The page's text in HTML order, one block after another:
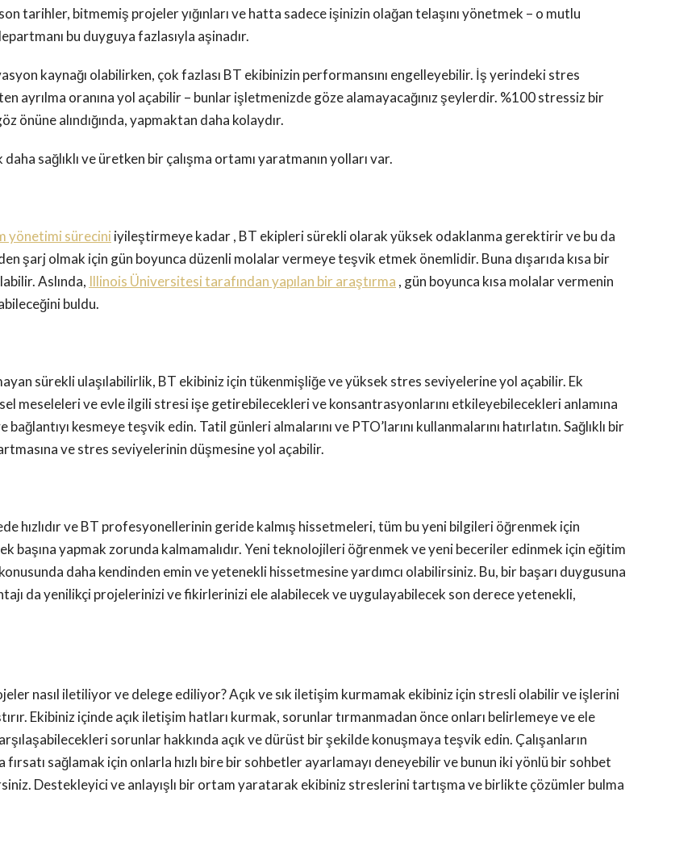
tarihler, bitmemiş projeler yığınları ve hatta sadece işinizin olağan telaşını yönetmek – o mutlu
bu duyguya fazlasıyla aşinadır.
kaynağı olabilirken, çok fazlası BT ekibinizin performansını engelleyebilir. İş yerindeki stres
ayrılma oranına yol açabilir – bunlar işletmenizde göze alamayacağınız şeylerdir. %100 stressiz bir
önüne alındığında, yapmaktan daha kolaydır.
sağlıklı ve üretken bir çalışma ortamı yaratmanın yolları var.
yönetimi sürecini iyileştirmeye kadar , BT ekipleri sürekli olarak yüksek odaklanma gerektirir ve bu da
şarj olmak için gün boyunca düzenli molalar vermeye teşvik etmek önemlidir. Buna dışarıda kısa bir
Aslında, Illinois Üniversitesi tarafından yapılan bir araştırma , gün boyunca kısa molalar vermenin
buldu.
sürekli ulaşılabilirlik, BT ekibiniz için tükenmişliğe ve yüksek stres seviyelerine yol açabilir. Ek
meseleleri ve evle ilgili stresi işe getirebilecekleri ve konsantrasyonlarını etkileyebilecekleri anlamına
kesmeye teşvik edin. Tatil günleri almalarını ve PTO’larını kullanmalarını hatırlatın. Sağlıklı bir
ve stres seviyelerinin düşmesine yol açabilir.
hızlıdır ve BT profesyonellerinin geride kalmış hissetmeleri, tüm bu yeni bilgileri öğrenmek için
başına yapmak zorunda kalmamalıdır. Yeni teknolojileri öğrenmek ve yeni beceriler edinmek için eğitim
daha kendinden emin ve yetenekli hissetmesine yardımcı olabilirsiniz. Bu, bir başarı duygusuna
da yenilikçi projelerinizi ve fikirlerinizi ele alabilecek ve uygulayabilecek son derece yetenekli,
nasıl iletiliyor ve delege ediliyor? Açık ve sık iletişim kurmamak ekibiniz için stresli olabilir ve işlerini
Ekibiniz içinde açık iletişim hatları kurmak, sorunlar tırmanmadan önce onları belirlemeye ve ele
sorunlar hakkında açık ve dürüst bir şekilde konuşmaya teşvik edin. Çalışanların
sağlamak için onlarla hızlı bire bir sohbetler ayarlamayı deneyebilir ve bunun iki yönlü bir sohbet
Destekleyici ve anlayışlı bir ortam yaratarak ekibiniz streslerini tartışma ve birlikte çözümler bulma